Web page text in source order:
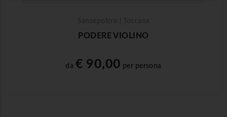
PODERE VIOLINO
da € 90,00 per persona